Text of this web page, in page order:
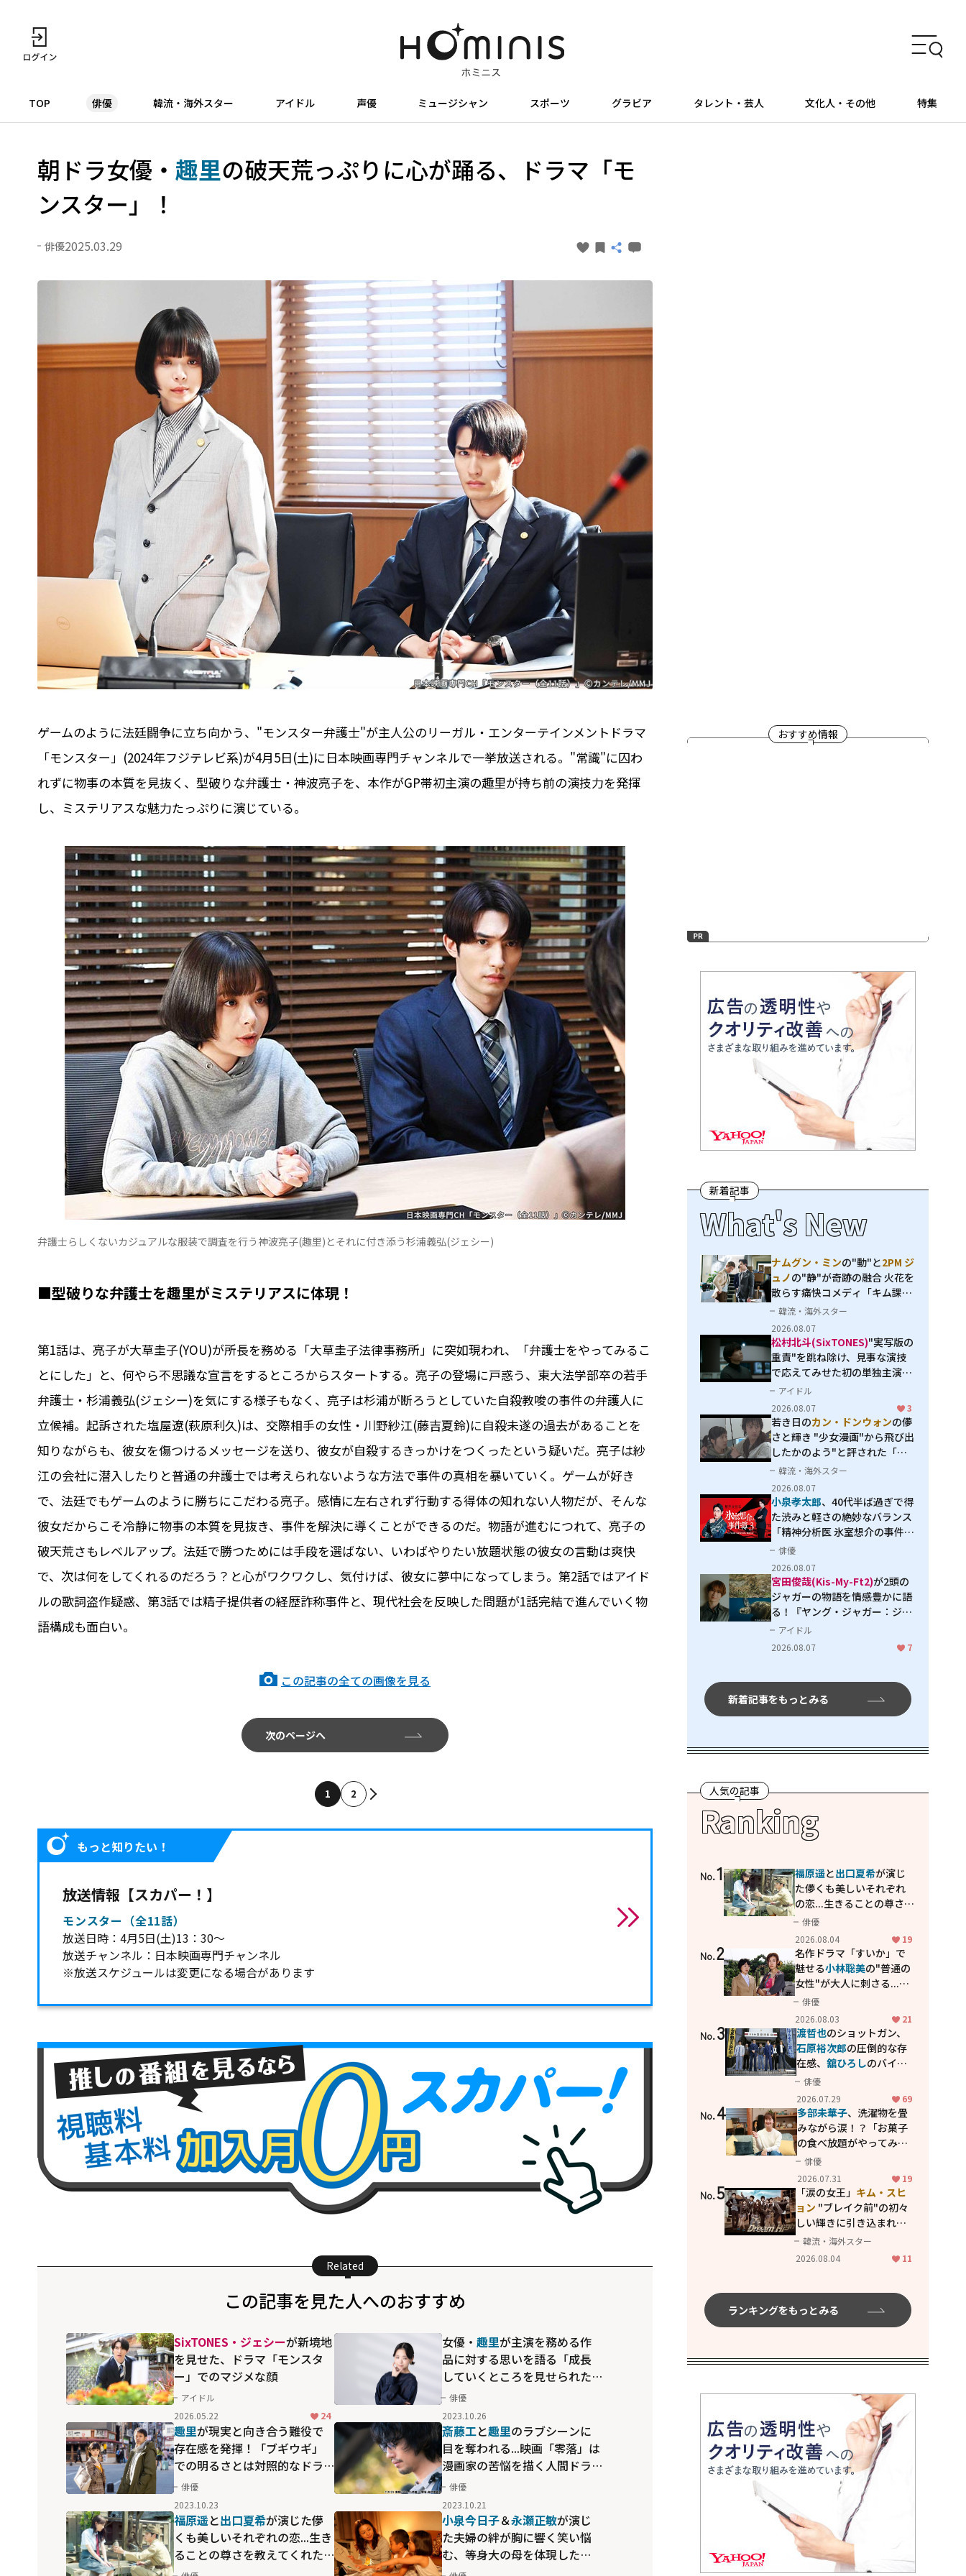
TOP 俳優 韓流・海外スター アイドル 声優 ミュージシャン スポーツ グラビア タレント・芸人 文化人・その他 特集
朝ドラ女優・ 趣里の破天荒っぷりに心が踊る、ドラマ「モ
ンスター」！
俳優2025.03.29
ゲームのように法廷闘争に立ち向かう、"モンスター弁護士"が主人公のリーガル・エンターテインメントドラマ
「モンスター」(2024年フジテレビ系)が4月5日(土)に日本映画専門チャンネルで一挙放送される。"常識"に囚わ
れずに物事の本質を見抜く、型破りな弁護士・神波亮子を、本作がGP帯初主演の趣里が持ち前の演技力を発揮
し、ミステリアスな魅力たっぷりに演じている。
弁護士らしくないカジュアルな服装で調査を行う神波亮子(趣里)とそれに付き添う杉浦義弘(ジェシー)
■型破りな弁護士を趣里がミステリアスに体現！
第1話は、亮子が大草圭子(YOU)が所長を務める「大草圭子法律事務所」に突如現われ、「弁護士をやってみるこ
とにした」と、何やら不思議な宣言をするところからスタートする。亮子の登場に戸惑う、東大法学部卒の若手
弁護士・杉浦義弘(ジェシー)を気にする様子もなく、亮子は杉浦が断ろうとしていた自殺教唆の事件の弁護人に
立候補。起訴された塩屋遼(萩原利久)は、交際相手の女性・川野紗江(藤吉夏鈴)に自殺未遂の過去があることを
知りながらも、彼女を傷つけるメッセージを送り、彼女が自殺するきっかけをつくったという疑いだ。亮子は紗
江の会社に潜入したりと普通の弁護士では考えられないような方法で事件の真相を暴いていく。ゲームが好き
で、法廷でもゲームのように勝ちにこだわる亮子。感情に左右されず行動する得体の知れない人物だが、そんな
彼女だからこそ冷静に物事の本質を見抜き、事件を解決に導くことができるのだ。物語が進むにつれて、亮子の
破天荒さもレベルアップ。法廷で勝つためには手段を選ばない、いわばやりたい放題状態の彼女の言動は爽快
で、次は何をしてくれるのだろう？と心がワクワクし、気付けば、彼女に夢中になってしまう。第2話ではアイド
ルの歌詞盗作疑惑、第3話では精子提供者の経歴詐称事件と、現代社会を反映した問題が1話完結で進んでいく物
語構成も面白い。
この記事の全ての画像を見る
次のページへ
1 2
もっと知りたい！
放送情報【スカパー！】
モンスター（全11話）
放送日時：4月5日(土)13：30～
放送チャンネル：日本映画専門チャンネル
※放送スケジュールは変更になる場合があります
Related
この記事を見た人へのおすすめ
SixTONES・ジェシーが新境地
を見せた、ドラマ「モンスタ
ー」でのマジメな顔
アイドル
2026.05.22
24
女優・ 趣里が主演を務める作
品に対する思いを語る「成長
していくところを見せられた
らと思い演じました」
俳優
2023.10.26
趣里が現実と向き合う難役で
存在感を発揮！「ブギウギ」
での明るさとは対照的なドラ
マ「東京貧困女子。」
俳優
2023.10.23
斎藤工と趣里のラブシーンに
目を奪われる...映画「零落」は
漫画家の苦悩を描く人間ドラ
マ俳優
2023.10.21
福原遥と出口夏希が演じた儚
くも美しいそれぞれの恋...生き
ることの尊さを教えてくれた
映画「あの花が咲く丘で、君と
小泉今日子＆永瀬正敏が演じ
た夫婦の絆が胸に響く――笑い悩
む、等身大の母を体現した
「毎日かあさん」
おすすめ情報
新着記事
What's New
ナムグン・ミンの"動"と2PM ジ
ュノの"静"が奇跡の融合 火花を
散らす痛快コメディ「キム課長
とソ理事～Bravo! Your Life
～」
韓流・海外スター
2026.08.07
松村北斗(SixTONES)"実写版の
重責"を跳ね除け、見事な演技
で応えてみせた初の単独主演映
画「秒速5センチメートル」
アイドル
2026.08.07
3
若き日のカン・ドンウォンの儚
さと輝き "少女漫画"から飛び出
したかのよう"と評された「オ
オカミの誘惑」
韓流・海外スター
2026.08.07
小泉孝太郎、40代半ば過ぎで得
た渋みと軽さの絶妙なバランス
「精神分析医 氷室想介の事件簿
３」で見せる進化
俳優
2026.08.07
宮田俊哉(Kis-My-Ft2)が2頭の
ジャガーの物語を情感豊かに語
る！『ヤング・ジャガー：ジャ
ングル王への道』『ジャガーと
ウミガメの物語：熱帯林の守護
アイドル
2026.08.07
7
新着記事をもっとみる
人気の記事
Ranking
No.1 福原遥と出口夏希が演じ
た儚くも美しいそれぞれ
の恋...生きることの尊さを
教えてくれた映画「あの
花が咲く丘で、君とまた出
会えたら。」
俳優
2026.08.04
19
No.2
名作ドラマ「すいか」で
魅せる小林聡美の"普通の
女性"が大人に刺さる...映
画「かもめ食堂」にも通
じる静かな芝居
俳優
2026.08.03
21
No.3 渡哲也のショットガン、
石原裕次郎の圧倒的な存
在感、舘ひろしのバイク
アクション！"大門軍
団"のカッコよさが詰まっ
た「西部警察 PART-II」
俳優
2026.07.29
69
No.4 多部未華子、洗濯物を畳
みながら涙！？「お菓子
の食べ放題がやってみた
い」ハンディファン4台の
暑さ対策も明かす
俳優
2026.07.31
19
No.5 「涙の女王」 キム・スヒ
ョン "ブレイク前"の初々
しい輝きに引き込まれ
る...2PM テギョン
共演の青春名作「ドリー
韓流・海外スター
2026.08.04
11
ランキングをもっとみる